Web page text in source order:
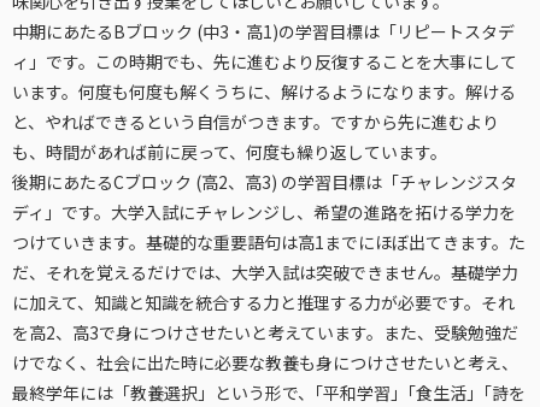
中期にあたるBブロック (中3・高1)の学習目標は「リピートスタデ
ィ」です。この時期でも、先に進むより反復することを大事にして
います。何度も何度も解くうちに、解けるようになります。解ける
と、やればできるという自信がつきます。ですから先に進むより
も、時間があれば前に戻って、何度も繰り返しています。
後期にあたるCブロック (高2、高3) の学習目標は「チャレンジスタ
ディ」です。大学入試にチャレンジし、希望の進路を拓ける学力を
つけていきます。基礎的な重要語句は高1までにほぼ出てきます。た
だ、それを覚えるだけでは、大学入試は突破できません。基礎学力
に加えて、知識と知識を統合する力と推理する力が必要です。それ
を高2、高3で身につけさせたいと考えています。また、受験勉強だ
けでなく、社会に出た時に必要な教養も身につけさせたいと考え、
最終学年には「教養選択」という形で、｢平和学習｣「食生活」｢詩を